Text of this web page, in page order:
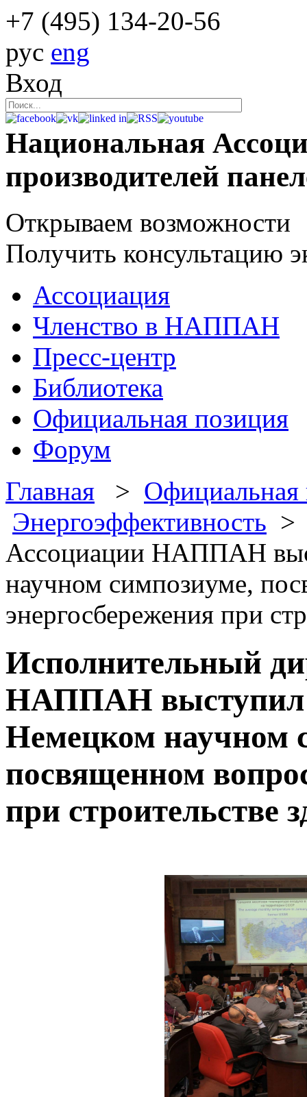
+7 (495) 134-20-56
рус eng
Вход
Национальная
производителей
Открываем возможности
Получить консультацию
Ассоциация
Членство в НАППАН
Пресс-центр
Библиотека
Официальная позиция
Форум
Главная > Официальная
Энергоэффективность >
Ассоциации НАППАН
научном симпозиуме,
энергосбережения при
Исполнительный
НАППАН выступил
Немецком научном
посвященном
при строительстве